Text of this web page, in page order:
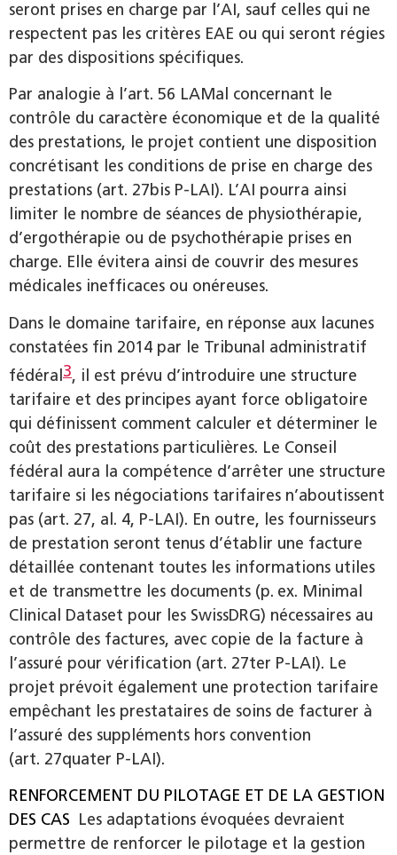
seront prises en charge par l’AI, sauf celles qui ne
respectent pas les critères EAE ou qui seront régies
par des dispositions spécifiques.
Par analogie à l’art. 56 LAMal concernant le
contrôle du caractère économique et de la qualité
des prestations, le projet contient une disposition
concrétisant les conditions de prise en charge des
prestations (art. 27bis P-LAI). L’AI pourra ainsi
limiter le nombre de séances de physiothérapie,
d’ergothérapie ou de psychothérapie prises en
charge. Elle évitera ainsi de couvrir des mesures
médicales inefficaces ou onéreuses.
Dans le domaine tarifaire, en réponse aux lacunes
constatées fin 2014 par le Tribunal administratif
fédéral3, il est prévu d’introduire une structure
tarifaire et des principes ayant force obligatoire
qui définissent comment calculer et déterminer le
coût des prestations particulières. Le Conseil
fédéral aura la compétence d’arrêter une structure
tarifaire si les négociations tarifaires n’aboutissent
pas (art. 27, al. 4, P-LAI). En outre, les fournisseurs
de prestation seront tenus d’établir une facture
détaillée contenant toutes les informations utiles
et de transmettre les documents (p. ex. Minimal
Clinical Dataset pour les SwissDRG) nécessaires au
contrôle des factures, avec copie de la facture à
l’assuré pour vérification (art. 27ter P-LAI). Le
projet prévoit également une protection tarifaire
empêchant les prestataires de soins de facturer à
l’assuré des suppléments hors convention
(art. 27quater P-LAI).
RENFORCEMENT DU PILOTAGE ET DE LA GESTION
DES CAS Les adaptations évoquées devraient
permettre de renforcer le pilotage et la gestion